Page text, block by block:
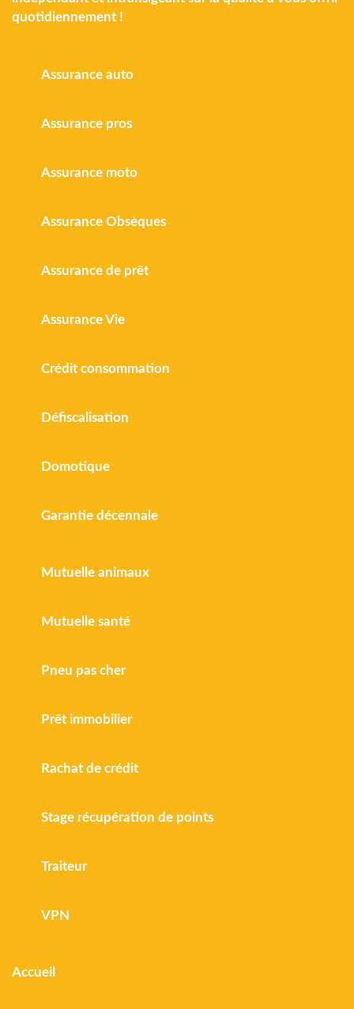
quotidiennement !
Assurance auto
Assurance pros
Assurance moto
Assurance Obsèques
Assurance de prêt
Assurance Vie
Crédit consommation
Défiscalisation
Domotique
Garantie décennale
Mutuelle animaux
Mutuelle santé
Pneu pas cher
Prêt immobilier
Rachat de crédit
Stage récupération de points
Traiteur
VPN
Accueil